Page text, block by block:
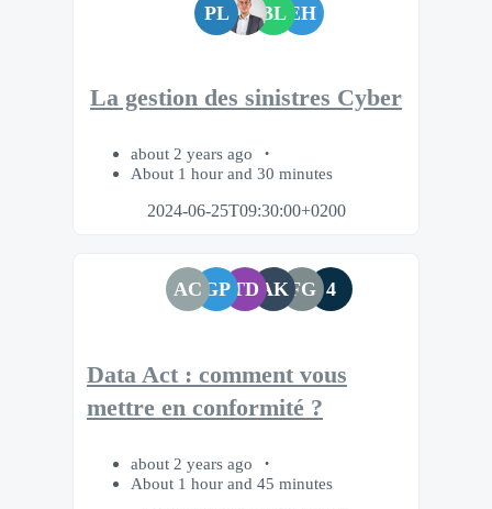
PL BL EH
La gestion des sinistres Cyber
about 2 years ago
About 1 hour and 30 minutes
2024-06-25T09:30:00+0200
AC GP TD AKFG 4
Data Act : comment vous
mettre en conformité ?
about 2 years ago
About 1 hour and 45 minutes